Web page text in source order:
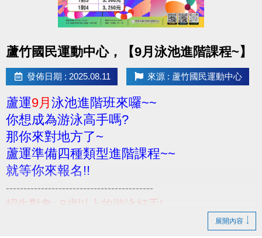
蘆竹國民運動中心，【9月泳池進階課程~】
發佈日期 : 2025.08.11 來源 : 蘆竹國民運動中心
蘆運9月 泳池進階班來囉~~
你想成為游泳高手嗎?
那你來對地方了~
蘆運準備四種類型進階課程~~
就等你來報名!!
------------------------------------------
招生對象: 8歲以上的游泳好手!
展開內容